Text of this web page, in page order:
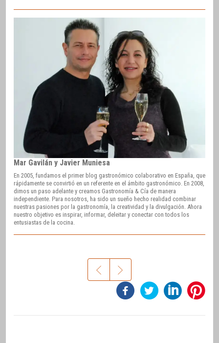
Mar Gavilán y Javier Muniesa
En 2005, fundamos el primer blog gastronómico colaborativo en España, que
rápidamente se convirtió en un referente en el ámbito gastronómico. En 2008,
dimos un paso adelante y creamos Gastronomía & Cía de manera
independiente. Para nosotros, ha sido un sueño hecho realidad combinar
nuestras pasiones por la gastronomía, la creatividad y la divulgación. Ahora
nuestro objetivo es inspirar, informar, deleitar y conectar con todos los
entusiastas de la cocina.